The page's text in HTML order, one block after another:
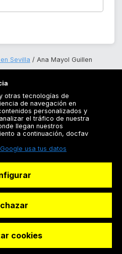
reserva
Sevilla Ana Mayol Guillen
S.L
otras tecnologías de
de navegación en
personalizados y
el tráfico de nuestra
llegan nuestros
a continuación, docfav
usa tus datos
cookies